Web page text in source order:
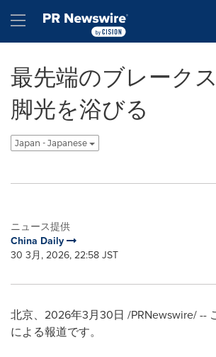
Hamburger menu
最先端のブレーク
脚光を浴びる
Japan - Japanese
ニュース提供
China Daily
30 3月, 2026, 22:58 JST
北京、2026年3月30日 /PRNewswire/ --
による報道です。